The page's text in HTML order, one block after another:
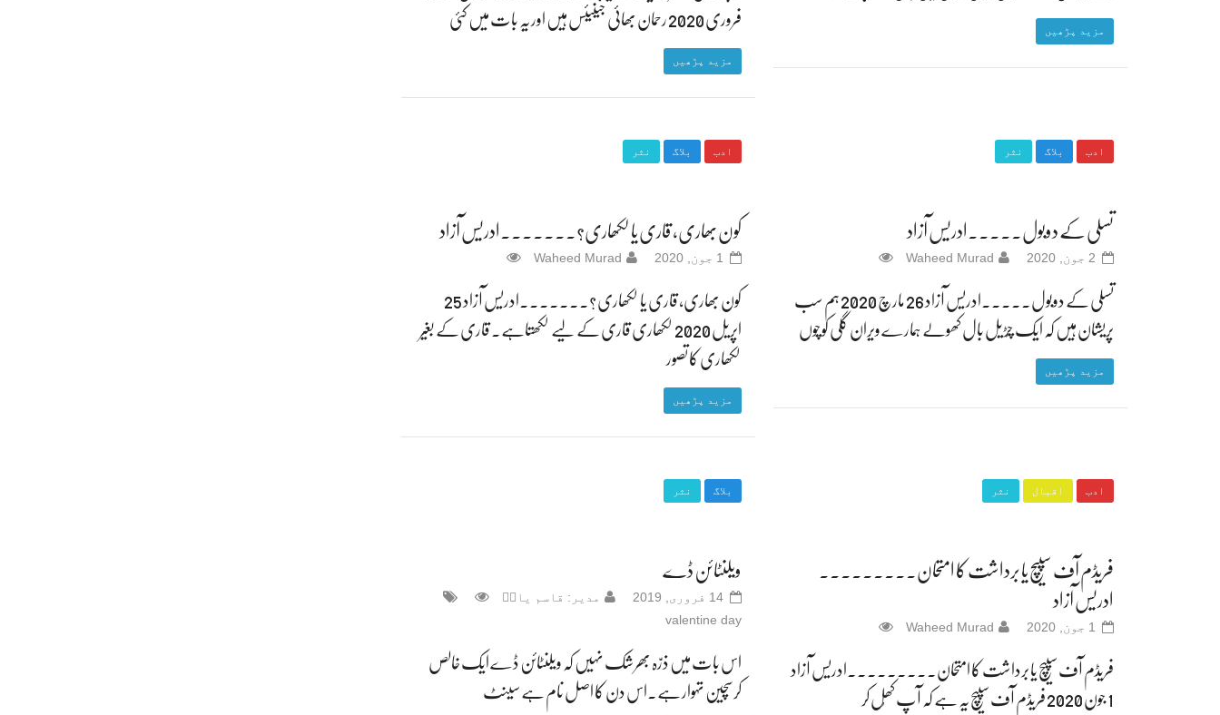
مزید پڑھیں
فروری 2020 رحمان بھائی جینیئس ہیں اور یہ بات میں کئی
مزید پڑھیں
ادب بلاگ نثر
تسلی کے دوبول۔۔۔۔۔ادریس آزاد
2 جون, 2020 Waheed Murad
تسلی کے دوبول۔۔۔۔۔ادریس آزاد 26 مارچ 2020 ہم سب
پریشان ہیں کہ ایک چُڑیل بال کھولے ہمارے ویران گلی کوچوں
مزید پڑھیں
ادب بلاگ نثر
کون بھاری، قاری یا لکھاری؟۔۔۔۔۔۔۔ادریس آزاد
1 جون, 2020 Waheed Murad
کون بھاری، قاری یا لکھاری؟۔۔۔۔۔۔۔ادریس آزاد 25
اپریل 2020 لکھاری قاری کے لیے لکھتاہے۔ قاری کے بغیر
لکھاری کا تصور
مزید پڑھیں
ادب اقبال نثر
فریڈم آف سپیچ یا برداشت کا امتحان۔۔۔۔۔۔۔۔۔
ادریس آزاد
1 جون, 2020 Waheed Murad
فریڈم آف سپیچ یا برداشت کا امتحان۔۔۔۔۔۔۔۔۔ادریس آزاد
1 جون 2020 فریڈم آف سپیچ یہ ہے کہ آپ کھُل کر
بلاگ نثر
ویلنٹائن ڈے
14 فروری, 2019
مدیر: قاسم یادؔ
valentine day
اس بات میں ذرّہ بھر شک نہیں کہ ویلنٹائن ڈے ایک خالص
کرسچین تہوار ہے۔اس دن کا اصل نام ہے سینٹ